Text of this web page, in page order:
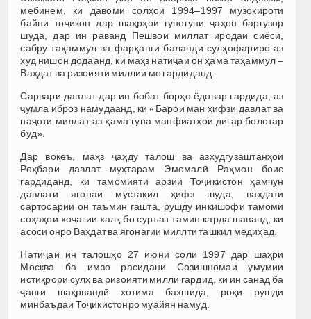
мебинем, ки давоми солҳои 1994–1997 музокироти
байни тоҷикон дар шаҳрҳои гуногуни ҷаҳон баргузор
шуда, дар ин раванд Пешвои миллат иродаи сиёсӣ,
сабру таҳаммул ва фарҳанги баланди сулҳофариро аз
худ нишон додаанд, ки маҳз натиҷаи он ҳама таҳаммул –
Ваҳдат ва ризоияти миллии мо гардиданд.
Сарвари давлат дар ин бобат борҳо ёдовар гардида, аз
ҷумла иброз намудаанд, ки «Барои ман ҳифзи давлат ва
наҷоти миллат аз ҳама гуна манфиатҳои дигар болотар
буд».
Дар воқеъ, маҳз ҷаҳду талош ва азхудгузаштанҳои
Роҳбари давлат муҳтарам Эмомалӣ Раҳмон боис
гардиданд, ки тамомияти арзии Тоҷикистон ҳамчун
давлати ягонаи мустақил ҳифз шуда, ваҳдати
сартосарии он таъмин гашта, рушду инкишофи тамоми
соҳаҳои хоҷагии халқ бо суръат тамин карда шаванд, ки
асоси онро Ваҳдат ва ягонагии миллтӣ ташкил медиҳад.
Натиҷаи ин талошҳо 27 июни соли 1997 дар шаҳри
Москва ба имзо расидани Созишномаи умумии
истиқрори сулҳ ва ризоияти миллӣ гардид, ки ин санад ба
ҷанги шаҳрвандӣ хотима бахшида, роҳи рушди
минбаъдаи Тоҷикистонро муайян намуд.